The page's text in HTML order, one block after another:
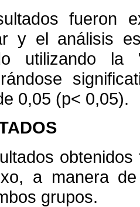
fueron
y el análisis
utilizando
0,05 (p< 0,05).
a manera de
grupos.